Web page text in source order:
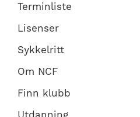
Terminliste
Lisenser
Sykkelritt
Om NCF
Finn klubb